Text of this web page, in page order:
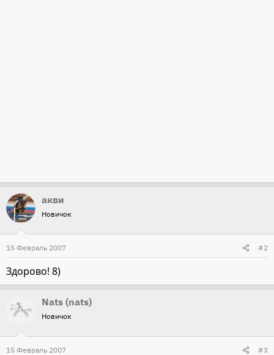
акви
Новичок
15 Февраль 2007 #2
Здорово! 8)
Nats (nats)
Новичок
15 Февраль 2007 #3